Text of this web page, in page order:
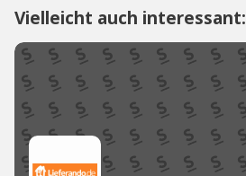
Vielleicht auch interessant: